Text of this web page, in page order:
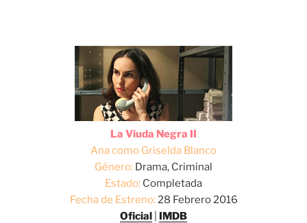
La Viuda Negra II
Ana como Griselda Blanco
Género: Drama, Criminal
Estado: Completada
Fecha de Estreno:28 Febrero 2016
Oficial
IMDB